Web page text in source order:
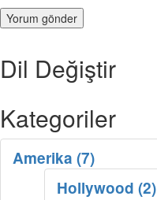
Dil Değiştir
Kategoriler
Amerika (7)
Hollywood (2)